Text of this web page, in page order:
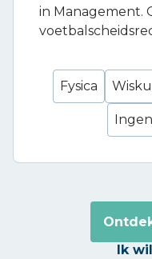
in Management.
Fysica
Ik